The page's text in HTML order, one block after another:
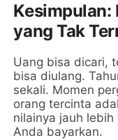
Kesimpulan:
yang Tak
Uang bisa dicari,
bisa diulang.
sekali. Momen
orang tercinta
nilainya jauh
Anda bayarkan.